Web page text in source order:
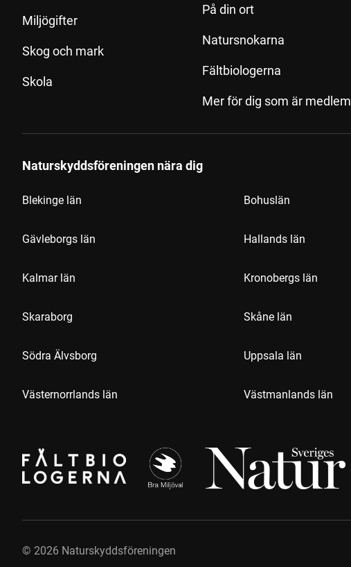
Miljögifter
Skog och mark
Skola
På din ort
Natursnokarna
Fältbiologerna
Mer för dig som är medlem
Naturskyddsföreningen nära dig
Blekinge län Bohuslän
Gävleborgs län Hallands län
Kalmar län Kronobergs län
Skaraborg Skåne län
Södra Älvsborg Uppsala län
Västernorrlands län Västmanlands län
© 2026 Naturskyddsföreningen